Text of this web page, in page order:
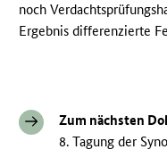
noch
Ergebnis differenzierte
Zum nächsten
8. Tagung der